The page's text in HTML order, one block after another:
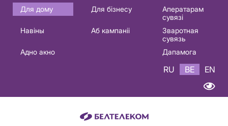
Основная
навигация
Для дому Для бізнесу
Аператарам
сувязі
Навіны
Аб кампаніі
Зваротная
сувязь
Адно акно
Дапамога
RU BE EN